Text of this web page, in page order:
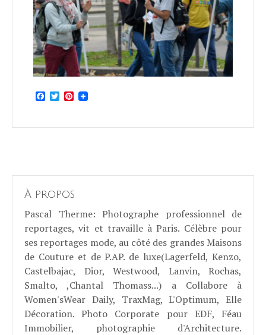
Facebook
TwitterPinterest
À propos
Pascal Therme: Photographe professionnel de
reportages, vit et travaille à Paris. Célèbre pour
ses reportages mode, au côté des grandes Maisons
de Couture et de P.AP. de luxe(Lagerfeld, Kenzo,
Castelbajac, Dior, Westwood, Lanvin, Rochas,
Smalto, ,Chantal Thomass...) a Collabore à
Women'sWear Daily, TraxMag, L'Optimum, Elle
Décoration. Photo Corporate pour EDF, Féau
Immobilier, photographie d'Architecture.